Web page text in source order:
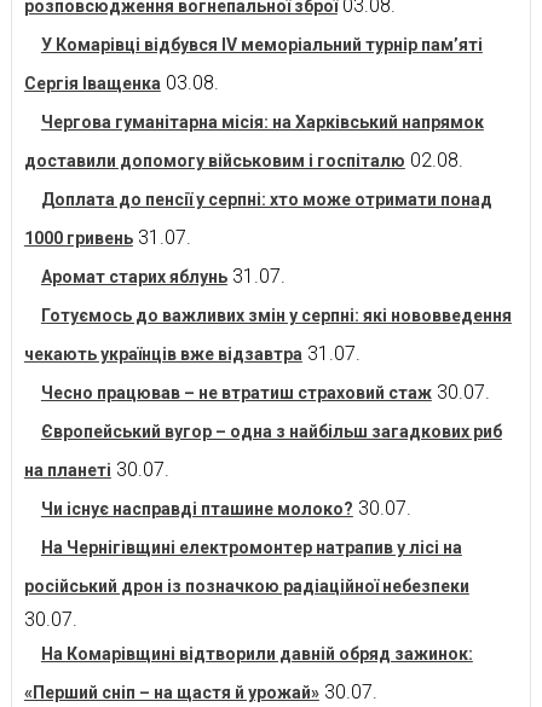
розповсюдження вогнепальної зброї 03.08.
У Комарівці відбувся IV меморіальний турнір пам’яті
Сергія Іващенка 03.08.
Чергова гуманітарна місія: на Харківський напрямок
доставили допомогу військовим і госпіталю 02.08.
Доплата до пенсії у серпні: хто може отримати понад
1000 гривень 31.07.
Аромат старих яблунь 31.07.
Готуємось до важливих змін у серпні: які нововведення
чекають українців вже відзавтра 31.07.
Чесно працював – не втратиш страховий стаж 30.07.
Європейський вугор – одна з найбільш загадкових риб
на планеті 30.07.
Чи існує насправді пташине молоко? 30.07.
На Чернігівщині електромонтер натрапив у лісі на
російський дрон із позначкою радіаційної небезпеки
30.07.
На Комарівщині відтворили давній обряд зажинок:
«Перший сніп – на щастя й урожай» 30.07.